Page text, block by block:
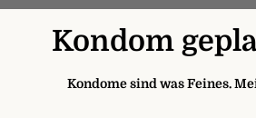
Kondom
Kondome sind was Feines.